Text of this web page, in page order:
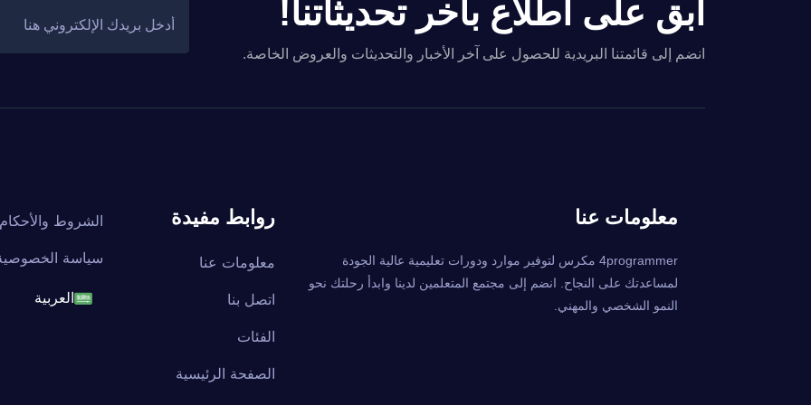
ابق على اطلاع بآخر تحديثاتنا!
انضم إلى قائمتنا البريدية للحصول على آخر الأخبار والتحديثات والعروض الخاصة.
معلومات عنا
4programmer مكرس لتوفير موارد ودورات تعليمية عالية الجودة
لمساعدتك على النجاح. انضم إلى مجتمع المتعلمين لدينا وابدأ رحلتك نحو
النمو الشخصي والمهني.
روابط مفيدة
معلومات عنا
اتصل بنا
الفئات
الصفحة الرئيسية
الشروط والأحكام
سياسة
العربية